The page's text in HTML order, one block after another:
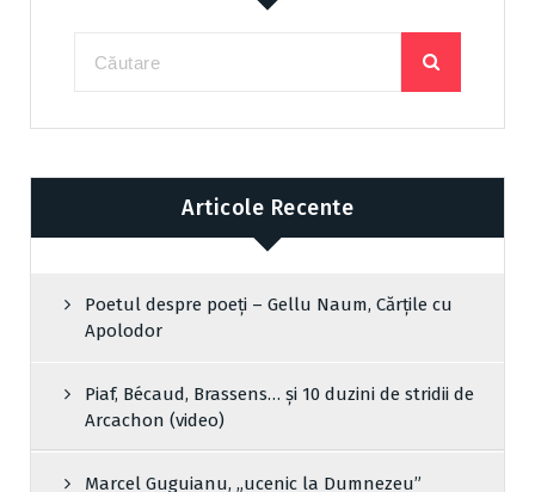
Articole Recente
Poetul despre poeți – Gellu Naum, Cărțile cu
Apolodor
Piaf, Bécaud, Brassens… și 10 duzini de stridii de
Arcachon (video)
Marcel Guguianu, „ucenic la Dumnezeu”